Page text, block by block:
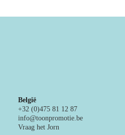
België
+32 (0)475 81 12 87
info@toonpromotie.be
Vraag het Jorn